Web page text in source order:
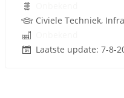
Laatste update: 7-8-